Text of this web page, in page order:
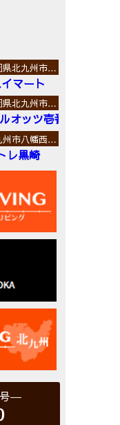
ー）
県北九州市…
マート
県北九州市…
オッツ壱番館
州市八幡西…
レ黒崎